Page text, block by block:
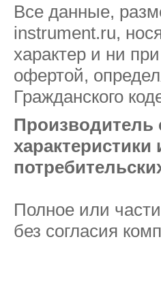
Все данные,
instrument.ru,
характер и ни
офертой,
Гражданского
Производитель
Полное или
без согласия